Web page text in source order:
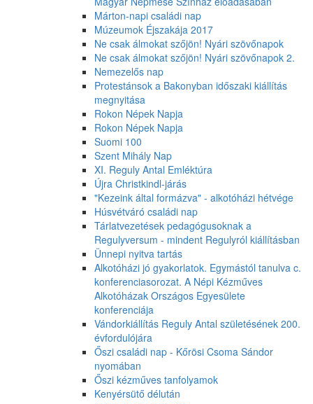
Márton-napi családi nap
Múzeumok Éjszakája 2017
Ne csak álmokat szőjön! Nyári szövőnapok
Ne csak álmokat szőjön! Nyári szövőnapok 2.
Nemezelős nap
Protestánsok a Bakonyban időszaki kiállítás
megnyitása
Rokon Népek Napja
Rokon Népek Napja
Suomi 100
Szent Mihály Nap
XI. Reguly Antal Emléktúra
Újra Christkindl-járás
"Kezeink által formázva" - alkotóházi hétvége
Húsvétváró családi nap
Tárlatvezetések pedagógusoknak a
Regulyversum - mindent Regulyról kiállításban
Ünnepi nyitva tartás
Alkotóházi jó gyakorlatok. Egymástól tanulva c.
konferenciasorozat. A Népi Kézműves
Alkotóházak Országos Egyesülete
konferenciája
Vándorkiállítás Reguly Antal születésének 200.
évfordulójára
Őszi családi nap - Kőrösi Csoma Sándor
nyomában
Őszi kézműves tanfolyamok
Kenyérsütő délután